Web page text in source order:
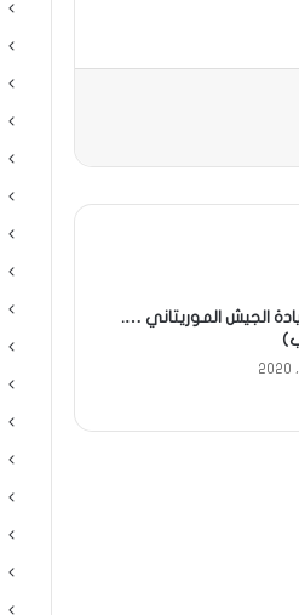
الجيش الموريتاني ….